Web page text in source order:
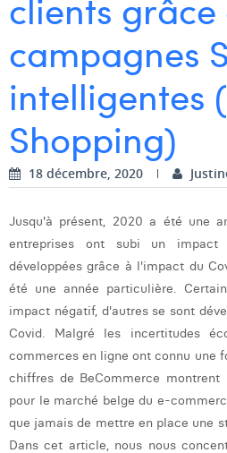
Dhan Claes
Diane Tremouroux
Edouard Polet
Elio Civalleri
Eliott Pousset
Hanne Van Loock
Janne Beke
Jonas Geiregat
Justine Cremer
Laura Rooseleer
Laura Verhelst
campagnes
intelligentes
Shopping)
18 décembre, 2020
Jusqu'à présent, 2020 a été une
entreprises ont subi un impact
développées grâce à l'impact du
été une année particulière.
impact négatif, d'autres se sont
Covid. Malgré les incertitudes
commerces en ligne ont connu une
chiffres de BeCommerce
pour le marché belge du e-
que jamais de mettre en place une
Dans cet article, nous nous